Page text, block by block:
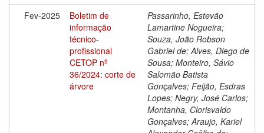
Fev-2025
Boletim de
informação
técnico-
profissional
CETOP nº
36/2024: corte de
árvore
Passarinho, Estevão
Lamartine Nogueira;
Souza, João Robson
Gabriel de; Alves, Diego de
Sousa; Monteiro, Sávio
Salomão Batista
Gonçalves; Feijão, Esdras
Lopes; Negry, José Carlos;
Montanha, Clorisvaldo
Gonçalves; Araujo, Kariel